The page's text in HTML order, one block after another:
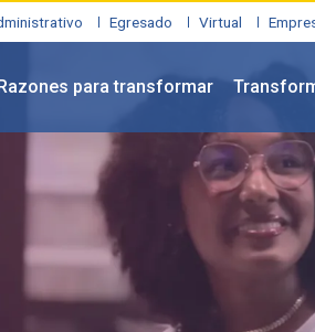
Egresado Virtual
para transformar